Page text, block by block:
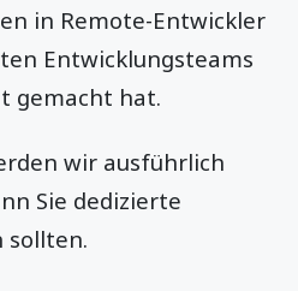
in Remote-Entwickler
Entwicklungsteams
gemacht hat.
wir ausführlich
Sie dedizierte
sollten.